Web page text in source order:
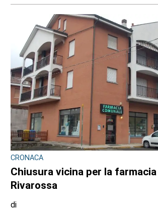
CRONACA
Chiusura vicina per la
Rivarossa
di